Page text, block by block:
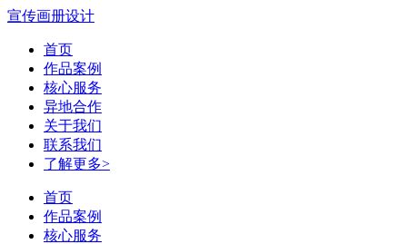
宣传画册设计
首页
作品案例
核心服务
异地合作
关于我们
联系我们
了解更多>
首页
作品案例
核心服务